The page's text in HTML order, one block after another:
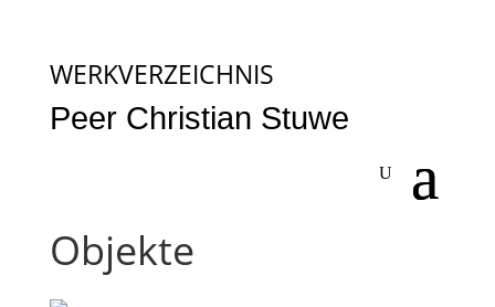
WERKVERZEICHNIS
Peer Christian Stuwe
Objekte